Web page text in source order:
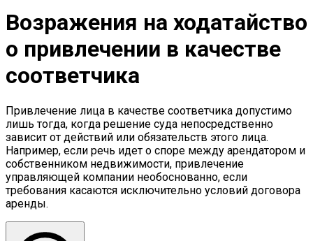
Возражения на ходатайство
о привлечении в качестве
соответчика
Привлечение лица в качестве соответчика допустимо
лишь тогда, когда решение суда непосредственно
зависит от действий или обязательств этого лица.
Например, если речь идет о споре между арендатором и
собственником недвижимости, привлечение
управляющей компании необоснованно, если
требования касаются исключительно условий договора
аренды.